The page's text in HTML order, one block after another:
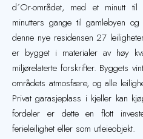
d´Or-området, med et minutt
minutters gange til gamlebyen
denne nye residensen 27
er bygget i materialer av høy
miljørelaterte forskrifter. Byggets
områdets atmosfære, og alle
Privat garasjeplass i kjeller kan
fordeler er dette en flott
ferieleilighet eller som utleieobjekt.